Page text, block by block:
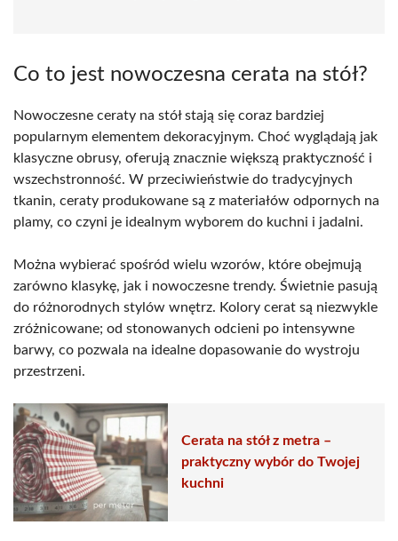
Co to jest nowoczesna cerata na stół?
Nowoczesne ceraty na stół stają się coraz bardziej
popularnym elementem dekoracyjnym. Choć wyglądają jak
klasyczne obrusy, oferują znacznie większą praktyczność i
wszechstronność. W przeciwieństwie do tradycyjnych
tkanin, ceraty produkowane są z materiałów odpornych na
plamy, co czyni je idealnym wyborem do kuchni i jadalni.
Można wybierać spośród wielu wzorów, które obejmują
zarówno klasykę, jak i nowoczesne trendy. Świetnie pasują
do różnorodnych stylów wnętrz. Kolory cerat są niezwykle
zróżnicowane; od stonowanych odcieni po intensywne
barwy, co pozwala na idealne dopasowanie do wystroju
przestrzeni.
Cerata na stół z metra –
praktyczny wybór do Twojej
kuchni